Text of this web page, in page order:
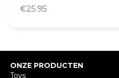
€25.95
ONZE PRODUCTEN
Toys